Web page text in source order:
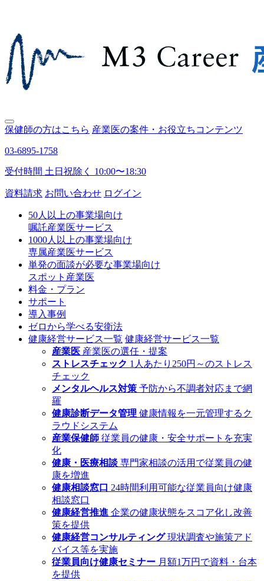
保健師の方はこちら 産業医の案件・お役立ちコンテンツ
03-6895-1758
受付時間 土日祝除く 10:00〜18:30
資料請求 お問い合わせ ログイン
50人以上の事業場向け
嘱託産業医サービス
1000人以上の事業場向け
専属産業医サービス
単発の面談が必要な事業場向け
スポット産業医
料金・プラン
サポート
導入事例
ゼロから学べる安衛法
健康経営サービス一覧 健康経営サービス一覧
産業医 産業医の選任・提案
ストレスチェック 1人あたり250円～のストレス
チェック
メンタルヘルス対策 予防から不調者対応まで網
羅
健康診断データ管理 健康情報を一元管理するク
ラウドシステム
産業保健師 従業員の健康・安全サポートを充実
化
健康・医療相談 専門家相談の活用で従業員の健
康を増進
健康相談窓口 24時間利用可能な従業員向け健康
相談窓口
健康経営推進 企業の健康状態をスコア化し改善
策を提供
健康経営コンサルティング現状調査や施策アド
バイス等を実施
従業員向け健康セミナー 月額1万円で資料・台本
を提供